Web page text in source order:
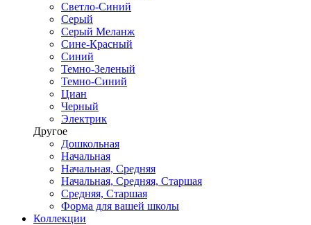
Светло-Синий
Серый
Серый Меланж
Сине-Красный
Синий
Темно-Зеленый
Темно-Синий
Циан
Черный
Электрик
Другое
Дошкольная
Начальная
Начальная, Средняя
Начальная, Средняя, Старшая
Средняя, Старшая
Форма для вашей школы
Коллекции